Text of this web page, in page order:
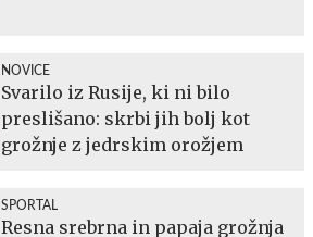
NOVICE
Svarilo iz Rusije, ki ni bilo
preslišano: skrbi jih bolj kot
grožnje z jedrskim orožjem
SPORTAL
Resna srebrna in papaja grožnja